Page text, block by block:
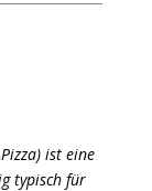
ist eine
typisch für